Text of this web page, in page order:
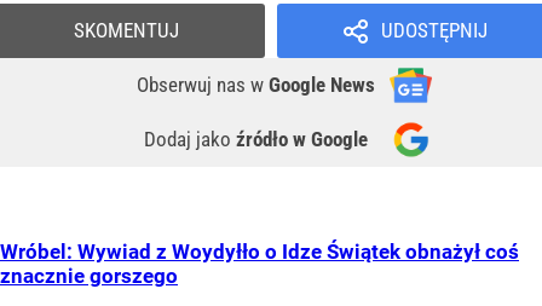
UDOSTĘPNIJ
Obserwuj nas w Google News
Dodaj jako źródło w Google
SKOMENTUJ
Wróbel: Wywiad z Woydyłło o Idze Świątek obnażył coś
znacznie gorszego